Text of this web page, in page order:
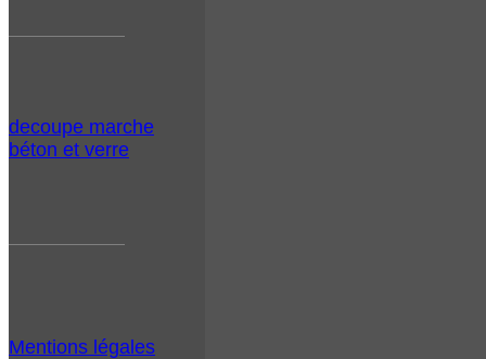
decoupe marche
béton et verre
Mentions légales